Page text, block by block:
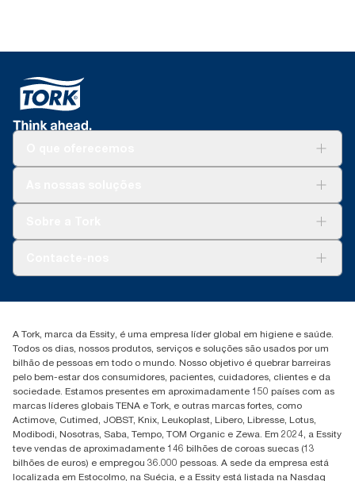
+351 218 985 110
A Tork, marca da Essity, é uma empresa líder global em higiene e saúde.
Todos os dias, nossos produtos, serviços e soluções são usados por um
bilhão de pessoas em todo o mundo. Nosso objetivo é quebrar barreiras
pelo bem-estar dos consumidores, pacientes, cuidadores, clientes e da
sociedade. Estamos presentes em aproximadamente 150 países com as
marcas líderes globais TENA e Tork, e outras marcas fortes, como
Actimove, Cutimed, JOBST, Knix, Leukoplast, Libero, Libresse, Lotus,
Modibodi, Nosotras, Saba, Tempo, TOM Organic e Zewa. Em 2024, a Essity
teve vendas de aproximadamente 146 bilhões de coroas suecas (13
bilhões de euros) e empregou 36.000 pessoas. A sede da empresa está
localizada em Estocolmo, na Suécia, e a Essity está listada na Nasdaq